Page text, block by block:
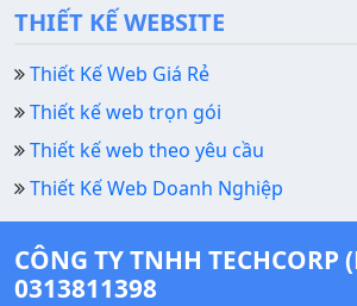
THIẾT KẾ WEBSITE
Thiết Kế Web Giá Rẻ
Thiết kế web trọn gói
Thiết kế web theo yêu cầu
Thiết Kế Web Doanh Nghiệp
CÔNG TY TNHH TECHCORP
0313811398